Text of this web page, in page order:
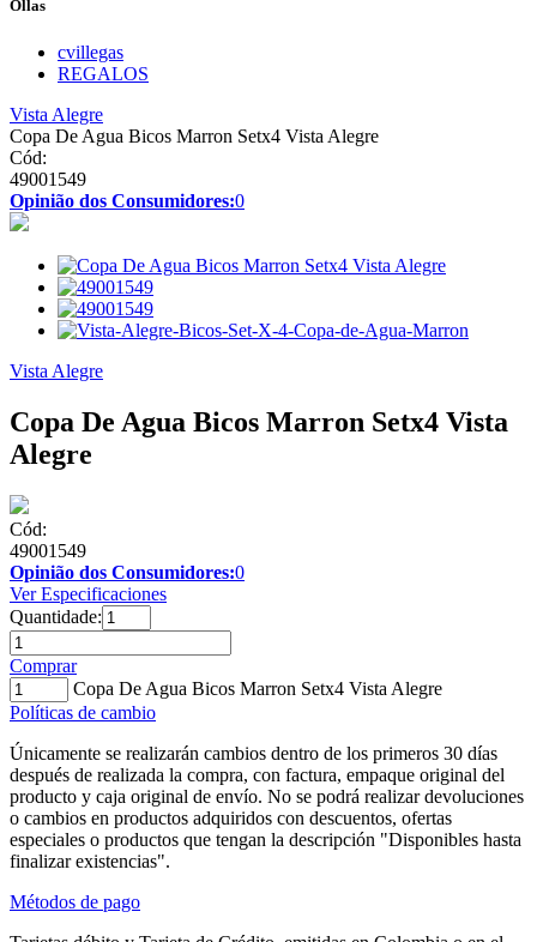
Ollas
cvillegas
REGALOS
Vista Alegre
Copa De Agua Bicos Marron Setx4 Vista Alegre
Cód:
49001549
Opinião dos Consumidores:0
Vista Alegre
Copa De Agua Bicos Marron Setx4 Vista
Alegre
Cód:
49001549
Opinião dos Consumidores:0
Ver Especificaciones
Quantidade:
Comprar
Copa De Agua Bicos Marron Setx4 Vista Alegre
Políticas de cambio
Únicamente se realizarán cambios dentro de los primeros 30 días
después de realizada la compra, con factura, empaque original del
producto y caja original de envío. No se podrá realizar devoluciones
o cambios en productos adquiridos con descuentos, ofertas
especiales o productos que tengan la descripción "Disponibles hasta
finalizar existencias".
Métodos de pago